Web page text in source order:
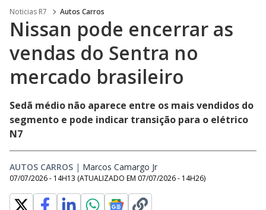
Noticias R7 Autos Carros
Nissan pode encerrar as
vendas do Sentra no
mercado brasileiro
Sedã médio não aparece entre os mais vendidos do
segmento e pode indicar transição para o elétrico
N7
AUTOS CARROS | Marcos Camargo Jr
07/07/2026 - 14H13 (ATUALIZADO EM 07/07/2026 - 14H26)